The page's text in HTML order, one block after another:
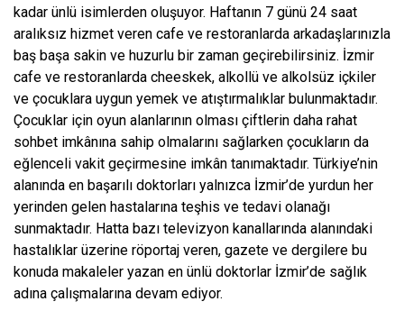
kadar ünlü isimlerden oluşuyor. Haftanın 7 günü 24 saat
aralıksız hizmet veren cafe ve restoranlarda arkadaşlarınızla
baş başa sakin ve huzurlu bir zaman geçirebilirsiniz. İzmir
cafe ve restoranlarda cheeskek, alkollü ve alkolsüz içkiler
ve çocuklara uygun yemek ve atıştırmalıklar bulunmaktadır.
Çocuklar için oyun alanlarının olması çiftlerin daha rahat
sohbet imkânına sahip olmalarını sağlarken çocukların da
eğlenceli vakit geçirmesine imkân tanımaktadır. Türkiye’nin
alanında en başarılı doktorları yalnızca İzmir’de yurdun her
yerinden gelen hastalarına teşhis ve tedavi olanağı
sunmaktadır. Hatta bazı televizyon kanallarında alanındaki
hastalıklar üzerine röportaj veren, gazete ve dergilere bu
konuda makaleler yazan en ünlü doktorlar İzmir’de sağlık
adına çalışmalarına devam ediyor.